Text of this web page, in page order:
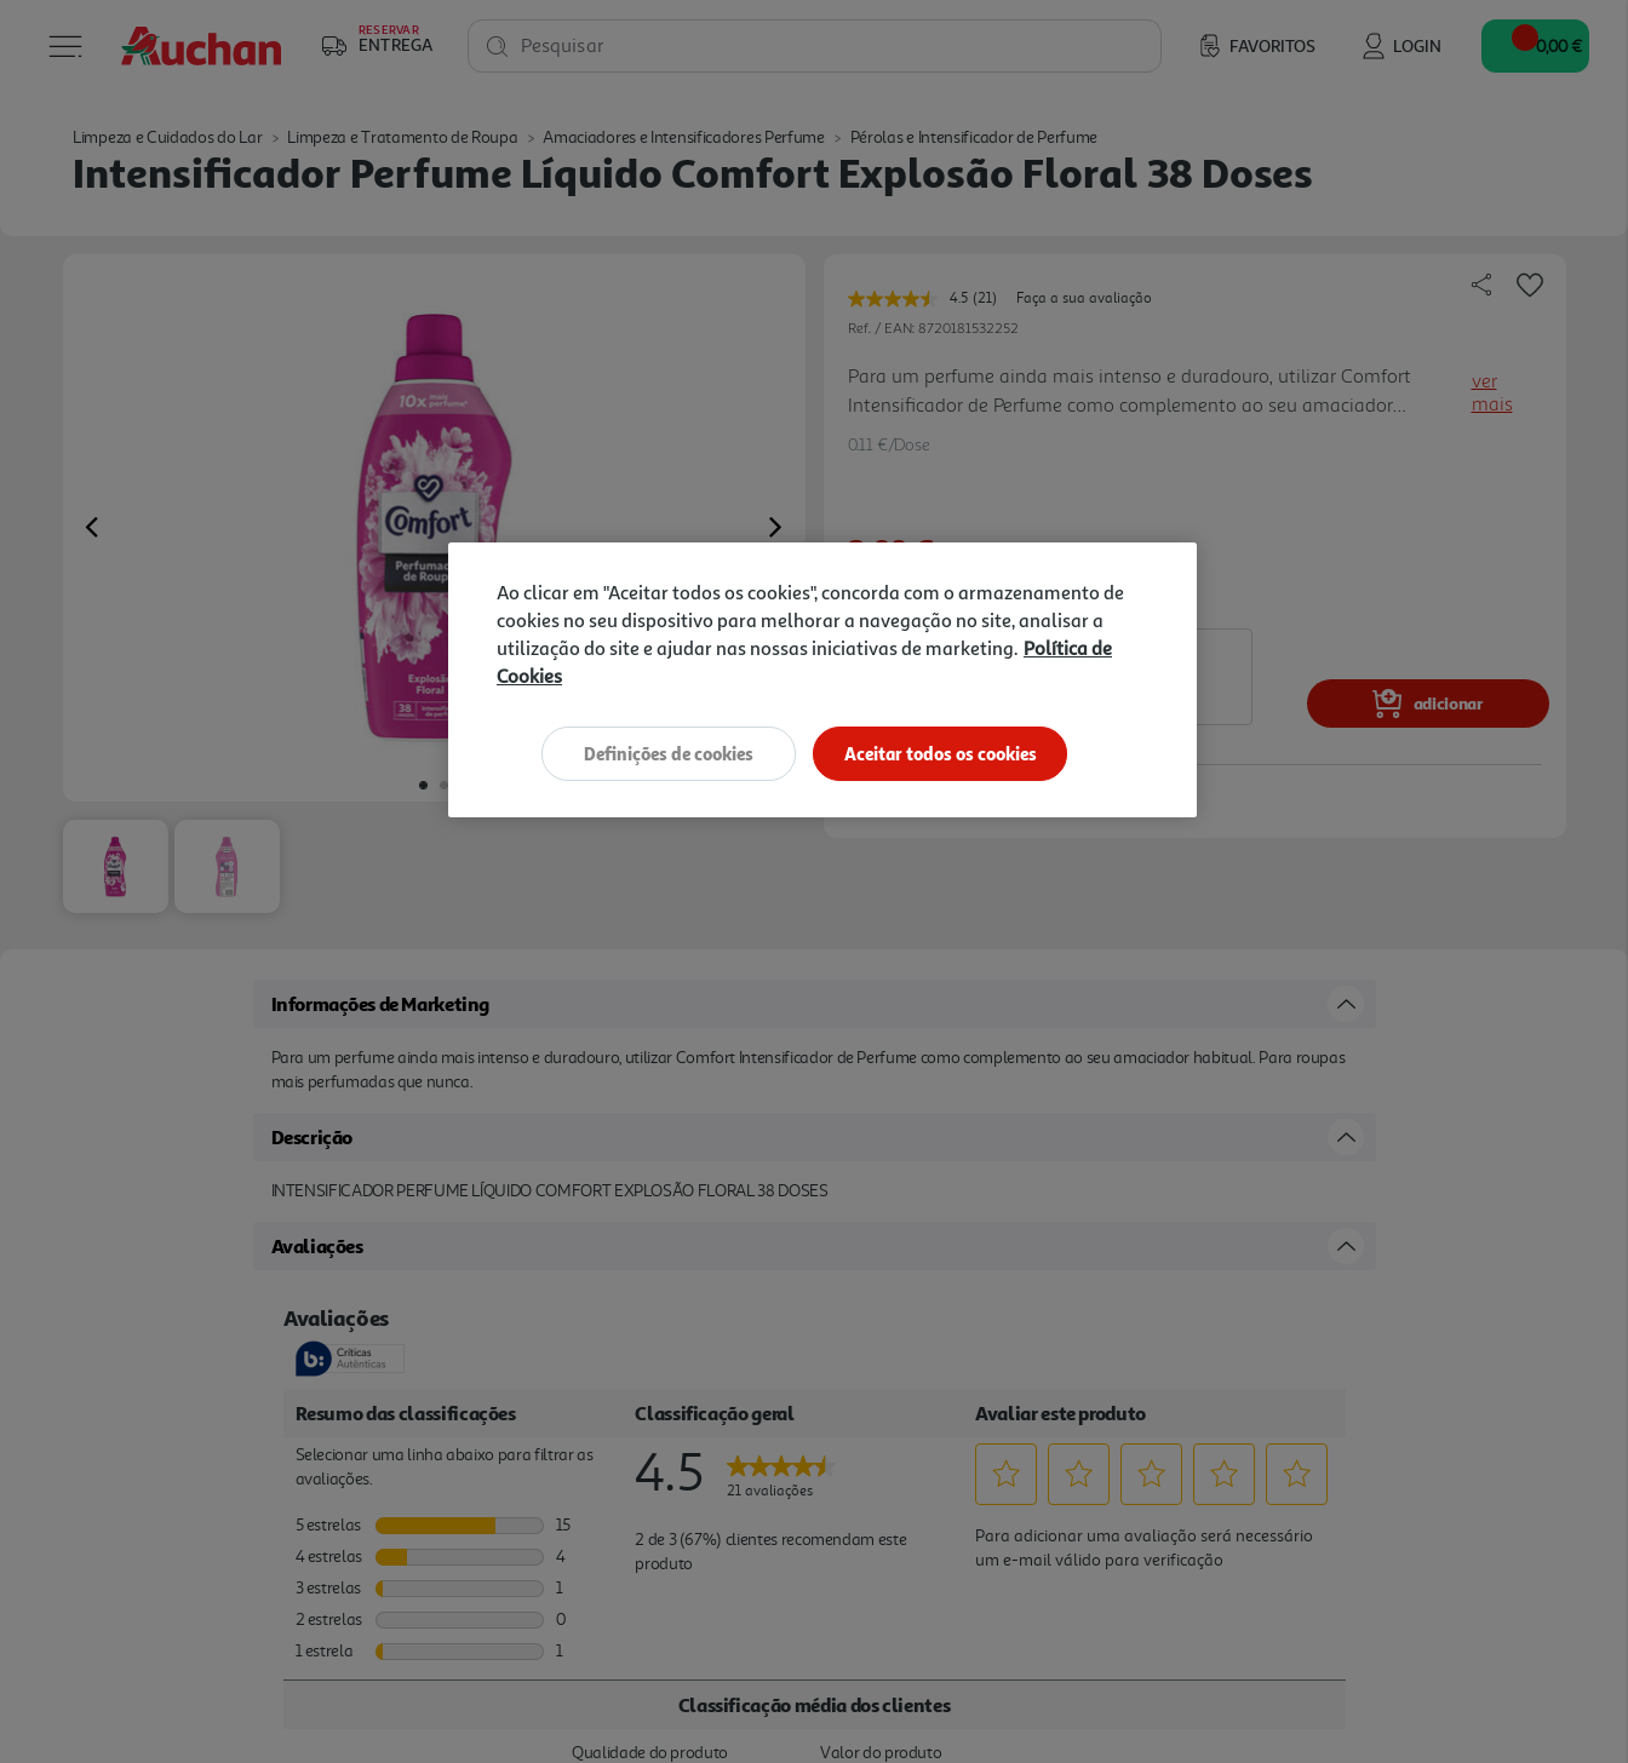
RESERVAR
ENTREGA FAVORITOS LOGIN
Pesquisar 0,00 €
Limpeza e Cuidados do Lar Limpeza e Tratamento de Roupa Amaciadores e Intensificadores Perfume Pérolas e Intensificador de Perfume
Intensificador Perfume Líquido Comfort Explosão Floral 38 Doses
Previous Next
4.5 Leu
21
para
a
(21)
Faça a sua avaliação
Ref. / EAN: 8720181532252
Para um perfume ainda mais intenso e duradouro, utilizar Comfort
Intensificador de Perfume como complemento ao seu amaciador
habitual. Para roupas mais perfumadas que nunca.
ver
mais
0.11 €/Dose
3,99 €
Notas de preparação
adicionar
Informações de Marketing
Para um perfume ainda mais intenso e duradouro, utilizar Comfort Intensificador de Perfume como complemento ao seu amaciador habitual. Para roupas
mais perfumadas que nunca.
Descrição
INTENSIFICADOR PERFUME LÍQUIDO COMFORT EXPLOSÃO FLORAL 38 DOSES
Avaliações
Ao clicar em "Aceitar todos os cookies", concorda com o armazenamento de
cookies no seu dispositivo para melhorar a navegação no site, analisar a
utilização do site e ajudar nas nossas iniciativas de marketing. Política de
Cookies
Aceitar todos os cookies
Definições de cookies